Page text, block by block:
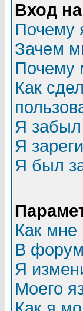
Вход
Почему
Зачем
Почему
Как
Я забыл
Я
Я был
Как мне
В
Я
Моего